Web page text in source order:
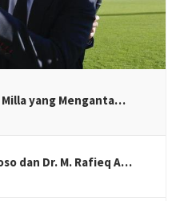
yang Menganta…
dan Dr. M. Rafieq A…